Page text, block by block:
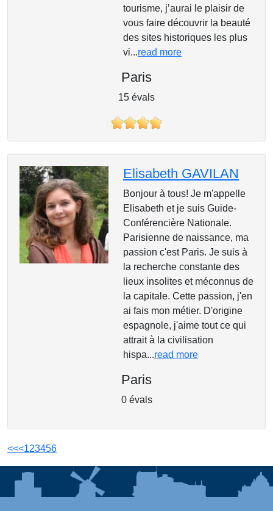
tourisme, j’aurai le plaisir de
vous faire découvrir la beauté
des sites historiques les plus
vi...read more
Paris
15 évals
Elisabeth GAVILAN
Bonjour à tous! Je m'appelle
Elisabeth et je suis Guide-
Conférencière Nationale.
Parisienne de naissance, ma
passion c'est Paris. Je suis à
la recherche constante des
lieux insolites et méconnus de
la capitale. Cette passion, j'en
ai fais mon métier. D'origine
espagnole, j'aime tout ce qui
attrait à la civilisation
hispa...read more
Paris
0 évals
<<<123456